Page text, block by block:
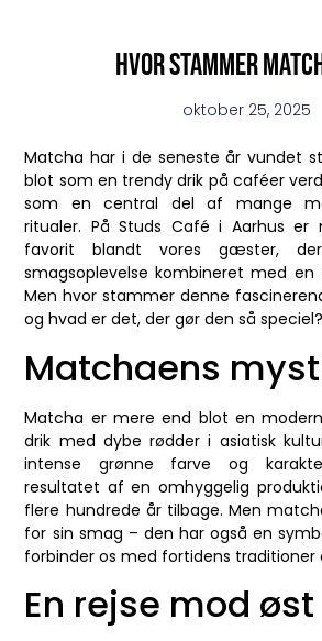
Hvor stammer
oktober 25, 2025
Matcha har i de seneste år vundet
blot som en trendy drik på caféer
som en central del af mange
ritualer. På Studs Café i Aarhus
favorit blandt vores gæster,
smagsoplevelse kombineret med
Men hvor stammer denne
og hvad er det, der gør den så speciel?
Matchaens
Matcha er mere end blot en
drik med dybe rødder i asiatisk
intense grønne farve og
resultatet af en omhyggelig
flere hundrede år tilbage. Men
for sin smag – den har også en
forbinder os med fortidens traditioner
En rejse mod øst